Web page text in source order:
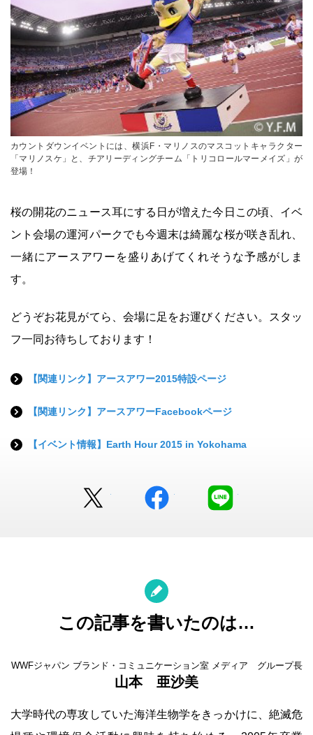
カウントダウンイベントには、横浜F・マリノスのマスコットキャラクター
「マリノスケ」と、チアリーディングチーム「トリコロールマーメイズ」が
登場！
桜の開花のニュース耳にする日が増えた今日この頃、イベ
ント会場の運河パークでも今週末は綺麗な桜が咲き乱れ、
一緒にアースアワーを盛りあげてくれそうな予感がしま
す。
どうぞお花見がてら、会場に足をお運びください。スタッ
フ一同お待ちしております！
【関連リンク】アースアワー2015特設ページ
【関連リンク】アースアワーFacebookページ
【イベント情報】Earth Hour 2015 in Yokohama
facebook
この記事を書いたのは…
WWFジャパン ブランド・コミュニケーション室 メディア グループ長
山本 亜沙美
大学時代の専攻していた海洋生物学をきっかけに、絶滅危